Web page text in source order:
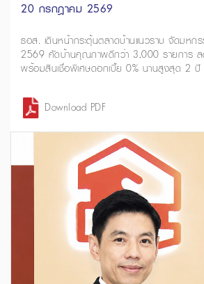
20 กรกฎาคม 2569
ธอส. เดินหน้ากระตุ้นตลาดบ้านแนวราบ จัดมหก
2569 คัดบ้านคุณภาพดีกว่า 3,000 รายการ ล
พร้อมสินเชื่อพิเศษดอกเบี้ย 0% นานสูงสุด 2 ปี
Download PDF